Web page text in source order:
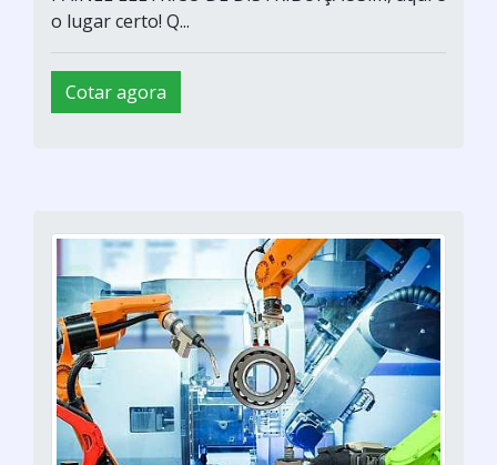
o lugar certo! Q...
Cotar agora